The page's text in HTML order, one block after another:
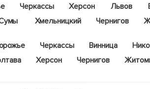
Черкассы Херсон Львов
Хмельницкий Чернигов
Черкассы Винница
Херсон Чернигов